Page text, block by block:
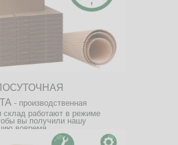
- производственная
склад работают в режиме
вы получили нашу
вовремя.